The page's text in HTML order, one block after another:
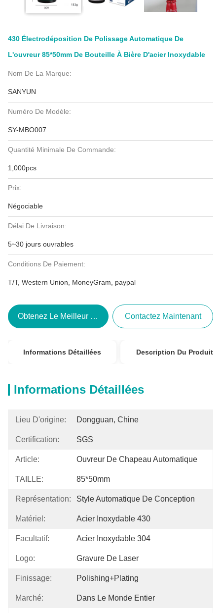
430 Électrodéposition De Polissage Automatique De
L'ouvreur 85*50mm De Bouteille À Bière D'acier Inoxydable
Nom De La Marque:
SANYUN
Numéro De Modèle:
SY-MBO007
Quantité Minimale De Commande:
1,000pcs
Prix:
Négociable
Délai De Livraison:
5~30 jours ouvrables
Conditions De Paiement:
T/T, Western Union, MoneyGram, paypal
Obtenez Le Meilleur Prix Contactez Maintenant
Informations Détaillées Description Du Produit
Informations Détaillées
Lieu D'origine: Dongguan, Chine
Certification: SGS
Article: Ouvreur De Chapeau Automatique
TAILLE: 85*50mm
Représentation: Style Automatique De Conception
Matériel: Acier Inoxydable 430
Facultatif: Acier Inoxydable 304
Logo: Gravure De Laser
Finissage: Polishing+Plating
Marché: Dans Le Monde Entier